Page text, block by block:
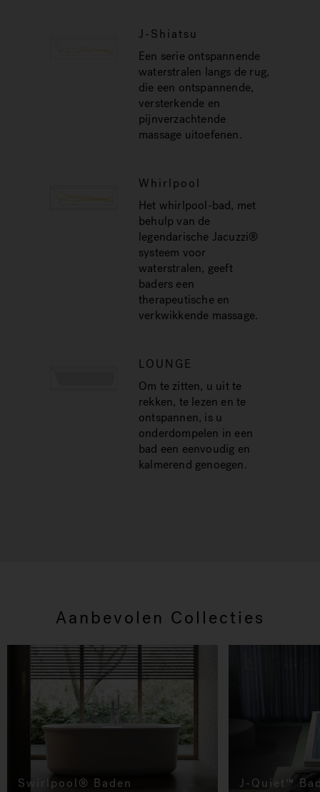
J-Shiatsu
Een serie ontspannende
waterstralen langs de rug,
die een ontspannende,
versterkende en
pijnverzachtende
massage uitoefenen.
Whirlpool
Het whirlpool-bad, met
behulp van de
legendarische Jacuzzi®
systeem voor
waterstralen, geeft
baders een
therapeutische en
verkwikkende massage.
LOUNGE
Om te zitten, u uit te
rekken, te lezen en te
ontspannen, is u
onderdompelen in een
bad een eenvoudig en
kalmerend genoegen.
Aanbevolen Collecties
Swirlpool® Baden J-Quiet™